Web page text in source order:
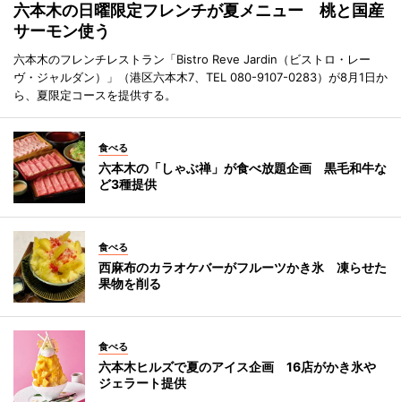
六本木の日曜限定フレンチが夏メニュー 桃と国産
サーモン使う
六本木のフレンチレストラン「Bistro Reve Jardin（ビストロ・レー
ヴ・ジャルダン）」（港区六本木7、TEL 080-9107-0283）が8月1日か
ら、夏限定コースを提供する。
食べる
六本木の「しゃぶ禅」が食べ放題企画 黒毛和牛な
ど3種提供
食べる
西麻布のカラオケバーがフルーツかき氷 凍らせた
果物を削る
食べる
六本木ヒルズで夏のアイス企画 16店がかき氷や
ジェラート提供